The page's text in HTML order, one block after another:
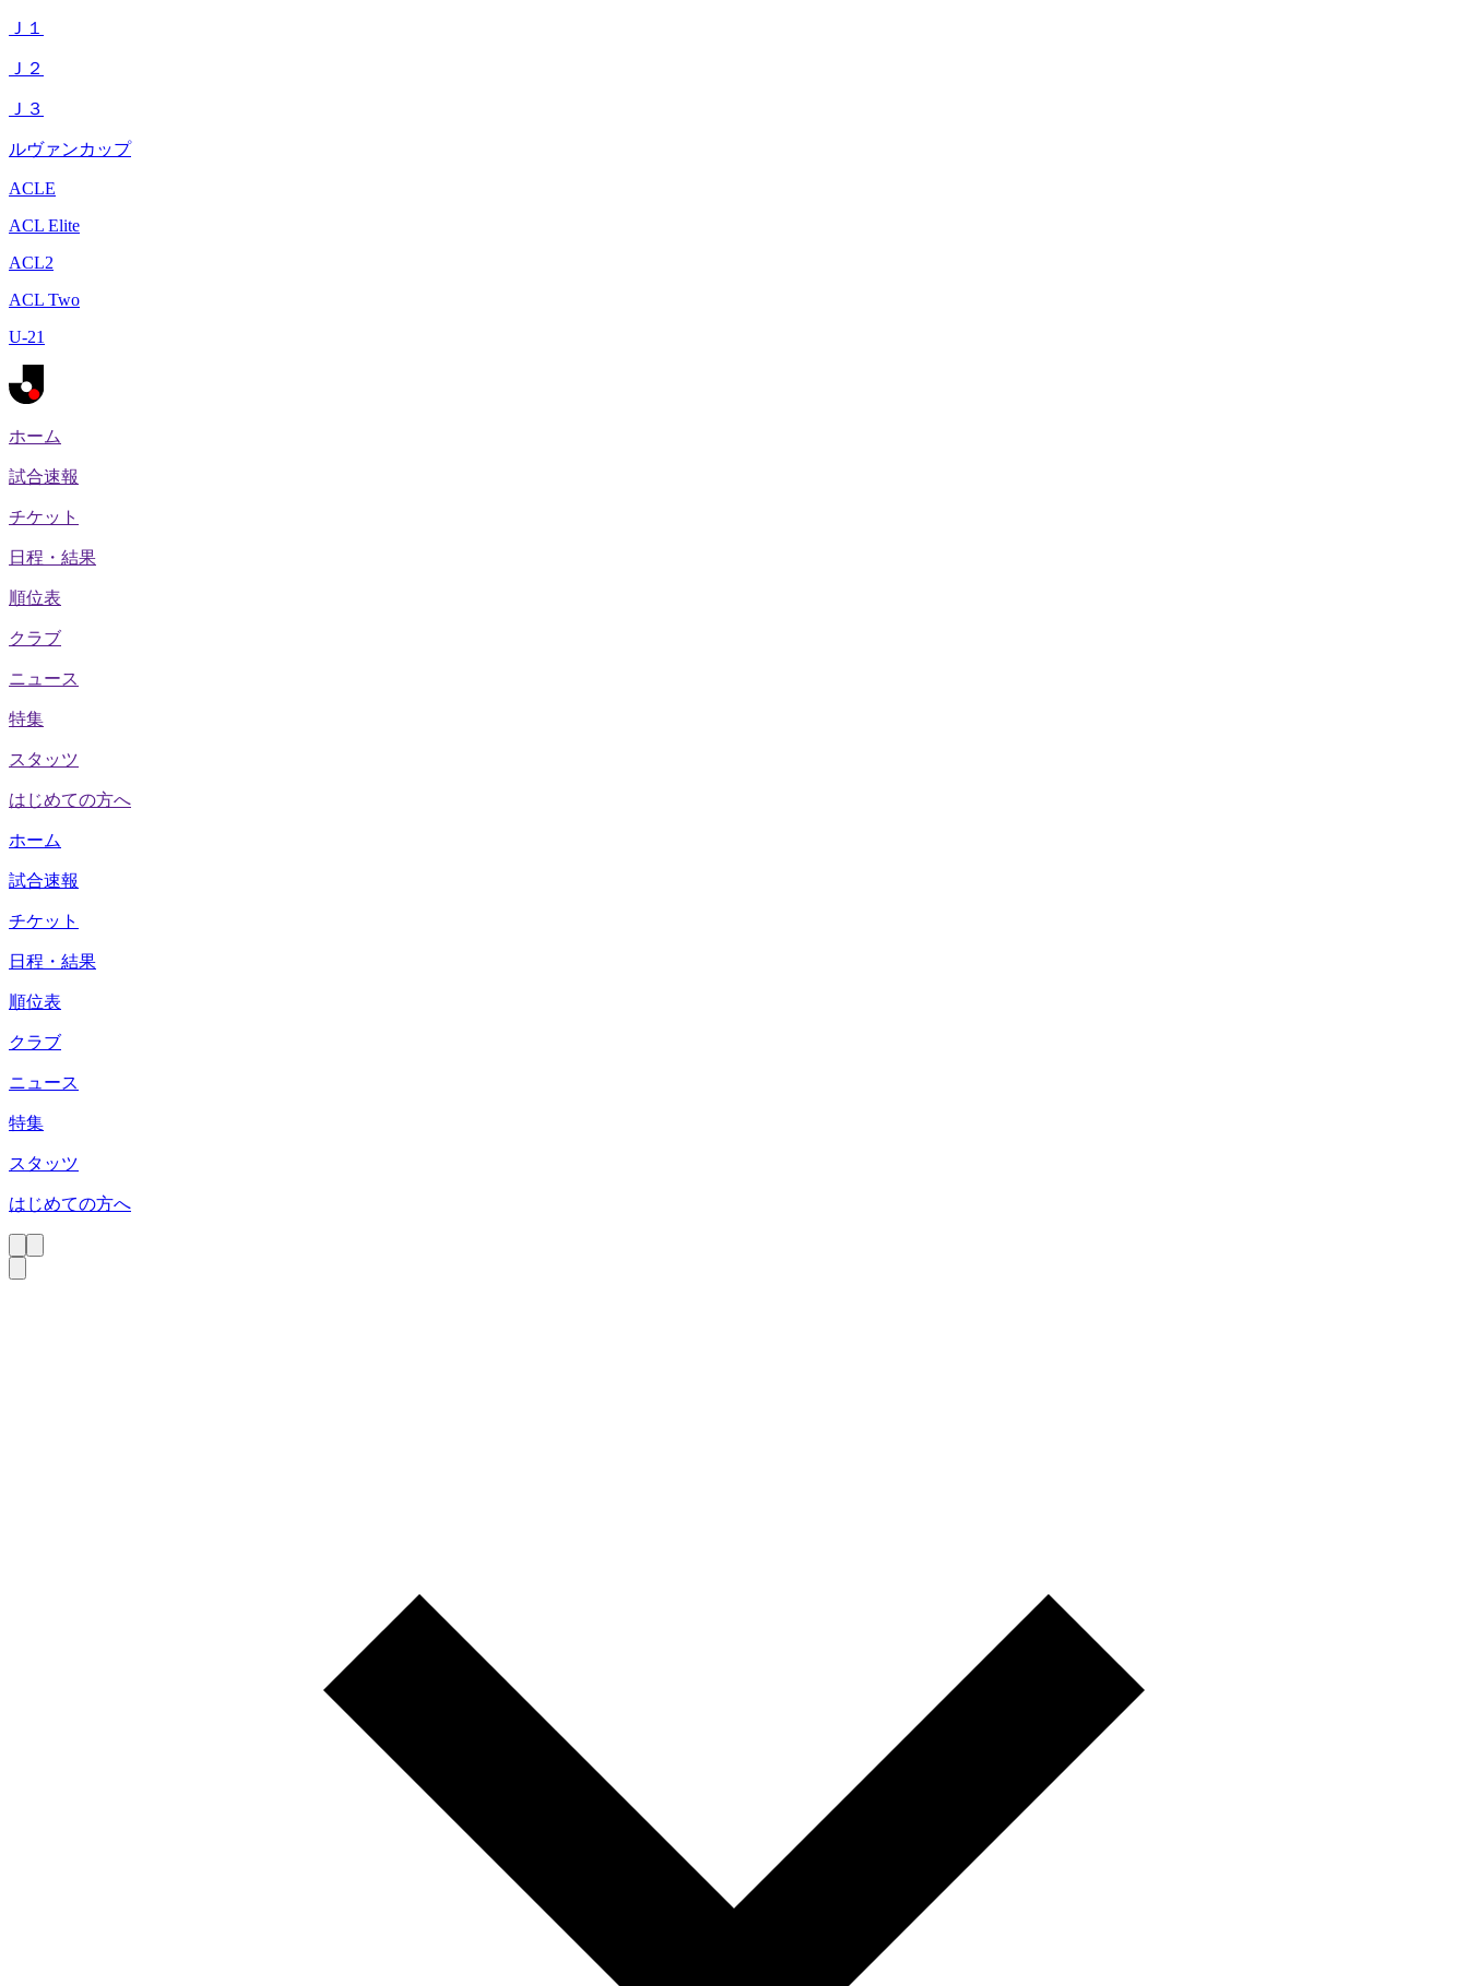
Ｊ１
Ｊ２
Ｊ３
ルヴァンカップ
ACLE
ACL Elite
ACL2
ACL Two
U-21
ホーム
試合速報
チケット
日程・結果
順位表
クラブ
ニュース
特集
スタッツ
はじめての方へ
ホーム
試合速報
チケット
日程・結果
順位表
クラブ
ニュース
特集
スタッツ
はじめての方へ